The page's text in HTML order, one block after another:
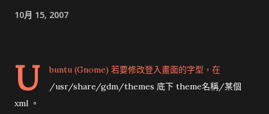
10月 15, 2007
U
buntu (Gnome) 若要修改登入畫面的字型，在
/usr/share/gdm/themes 底下 theme名稱/某個
xml 。